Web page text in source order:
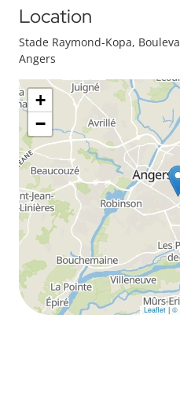
Location
Stade Raymond-Kopa,
Angers
+
−
Leaflet | ©